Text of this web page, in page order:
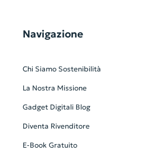
Navigazione
Chi Siamo Sostenibilità
La Nostra Missione
Gadget Digitali Blog
Diventa Rivenditore
E-Book Gratuito